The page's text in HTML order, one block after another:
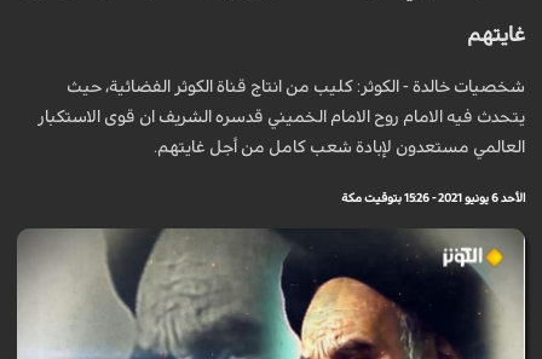
غايتهم
شخصيات خالدة - الكوثر: كليب من انتاج قناة الكوثر الفضائية، حيث
يتحدث فيه الامام روح الامام الخميني قدسره الشريف ان قوى الاستكبار
العالمي مستعدون لإبادة شعب كامل من أجل غايتهم.
الأحد 6 يونيو 2021 - 15:26 بتوقيت مكة